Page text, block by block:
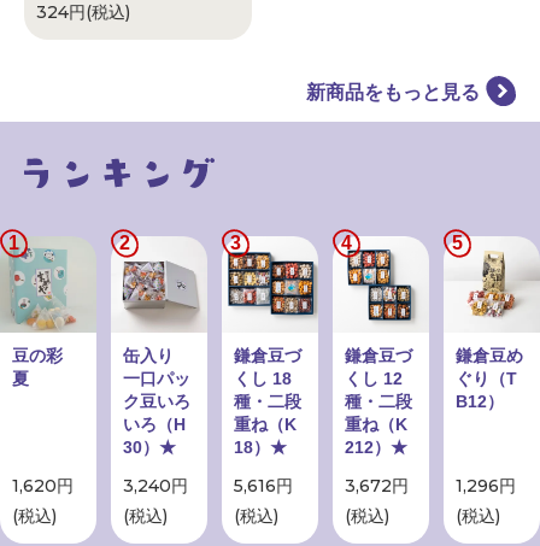
324円(税込)
新商品をもっと見る
1
豆の彩
夏
1,620円
(税込)
2
缶入り
一口パッ
ク豆いろ
いろ（H
30）★
3,240円
(税込)
3
鎌倉豆づ
くし 18
種・二段
重ね（K
18）★
5,616円
(税込)
4
鎌倉豆づ
くし 12
種・二段
重ね（K
212）★
3,672円
(税込)
5
鎌倉豆め
ぐり（T
B12）
1,296円
(税込)